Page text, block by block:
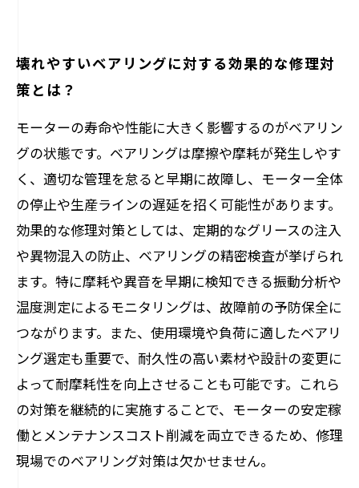
壊れやすいベアリングに対する効果的な修理対
策とは？
モーターの寿命や性能に大きく影響するのがベアリン
グの状態です。ベアリングは摩擦や摩耗が発生しやす
く、適切な管理を怠ると早期に故障し、モーター全体
の停止や生産ラインの遅延を招く可能性があります。
効果的な修理対策としては、定期的なグリースの注入
や異物混入の防止、ベアリングの精密検査が挙げられ
ます。特に摩耗や異音を早期に検知できる振動分析や
温度測定によるモニタリングは、故障前の予防保全に
つながります。また、使用環境や負荷に適したベアリ
ング選定も重要で、耐久性の高い素材や設計の変更に
よって耐摩耗性を向上させることも可能です。これら
の対策を継続的に実施することで、モーターの安定稼
働とメンテナンスコスト削減を両立できるため、修理
現場でのベアリング対策は欠かせません。